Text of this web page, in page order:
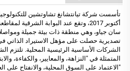
تأسست شركة تيانتشانغ تشاوتشين للتكنولوجيا
أكتوبر 2017، وتقع عند البوابة
سان جياو، وهي منطقة ذات بيئة جميلة
الشركات الأساسية الرئيسية المحلية. تلتزم
المتمثلة في "النزاهة، والمعايير، والكفاءة،
"الاعتماد على السوق المحلية، والانفتاح على